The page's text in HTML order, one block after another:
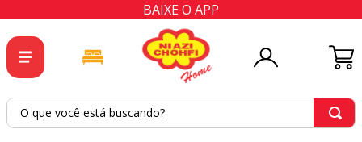
BAIXE O APP
O que você está buscando?